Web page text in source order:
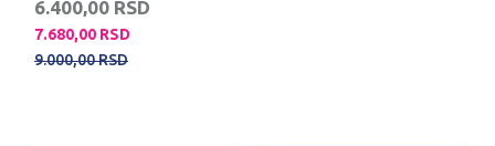
6.400,00 RSD
7.680,00 RSD
9.000,00RSD